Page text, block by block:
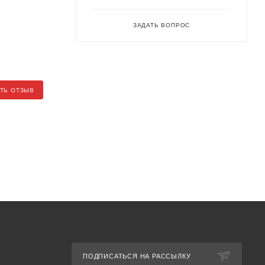
ОТЗЫВ
ЗАДАТЬ ВОПРОС
ПОДПИСАТЬСЯ НА РАССЫЛКУ